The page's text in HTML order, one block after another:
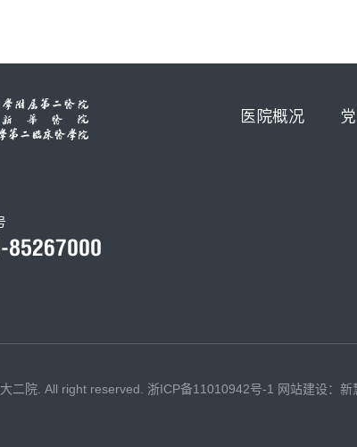
医院概况
二院. All right reserved. 浙ICP备11010942号-1 网站建设：新